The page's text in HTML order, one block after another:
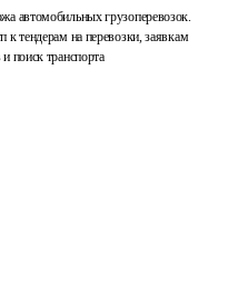
автомобильных грузоперевозок.
к тендерам на перевозки, заявкам
поиск транспорта